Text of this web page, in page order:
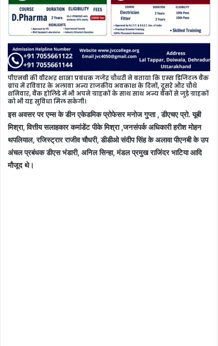
पीएनबी की वीरभद्र शाखा प्रबंधक गजेंद्र चौधरी ने बताया कि एम्स डिजिटल बैंक
ब्रांच में रविवार के अलावा अन्य राजकीय अवकाश के दिनों, दूसरे और चौथे
शनिवार, बैंक होलिडे में भी अपने ग्राहकों के साथ साथ अन्य बैंकों से जुड़े ग्राहकों
को भी यह सुविधा मिल सकेगी।
इस अवसर पर एम्स के डीन एकेडमिक प्रोफेसर मनोज गुप्ता , डीएचए प्रो. यूबी
मिश्रा, वित्तीय सलाहकार कमांडेंट पीके मिश्रा ,जनसंपर्क अधिकारी हरीश मोहन
थपलियाल, रजिस्ट्रार राजीव चौधरी, डीडीओ संदीप सिंह के अलावा पीएनबी के उप
अंचल प्रबंधक डीएस भंडारी, अनिल सिन्हा, मंडल प्रमुख राजिंदर भाटिया आदि
मौजूद थे।